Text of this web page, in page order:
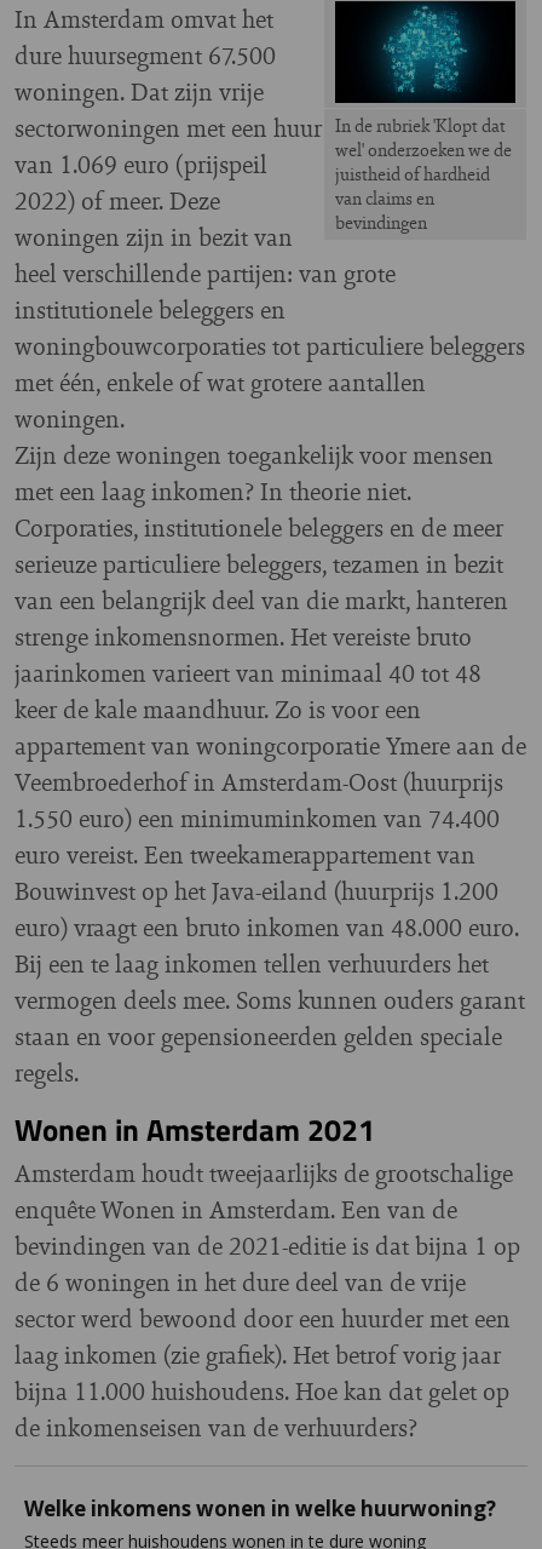
In de rubriek 'Klopt dat
wel' onderzoeken we de
juistheid of hardheid
van claims en
bevindingen
In Amsterdam omvat het
dure huursegment 67.500
woningen. Dat zijn vrije
sectorwoningen met een huur
van 1.069 euro (prijspeil
2022) of meer. Deze
woningen zijn in bezit van
heel verschillende partijen: van grote
institutionele beleggers en
woningbouwcorporaties tot particuliere beleggers
met één, enkele of wat grotere aantallen
woningen.
Zijn deze woningen toegankelijk voor mensen
met een laag inkomen? In theorie niet.
Corporaties, institutionele beleggers en de meer
serieuze particuliere beleggers, tezamen in bezit
van een belangrijk deel van die markt, hanteren
strenge inkomensnormen. Het vereiste bruto
jaarinkomen varieert van minimaal 40 tot 48
keer de kale maandhuur. Zo is voor een
appartement van woningcorporatie Ymere aan de
Veembroederhof in Amsterdam-Oost (huurprijs
1.550 euro) een minimuminkomen van 74.400
euro vereist. Een tweekamerappartement van
Bouwinvest op het Java-eiland (huurprijs 1.200
euro) vraagt een bruto inkomen van 48.000 euro.
Bij een te laag inkomen tellen verhuurders het
vermogen deels mee. Soms kunnen ouders garant
staan en voor gepensioneerden gelden speciale
regels.
Wonen in Amsterdam 2021
Amsterdam houdt tweejaarlijks de grootschalige
enquête Wonen in Amsterdam. Een van de
bevindingen van de 2021-editie is dat bijna 1 op
de 6 woningen in het dure deel van de vrije
sector werd bewoond door een huurder met een
laag inkomen (zie grafiek). Het betrof vorig jaar
bijna 11.000 huishoudens. Hoe kan dat gelet op
de inkomenseisen van de verhuurders?